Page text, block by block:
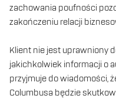
zachowania poufności
zakończeniu relacji
Klient nie jest uprawniony
jakichkolwiek informacji o
przyjmuje do wiadomości,
Columbusa będzie